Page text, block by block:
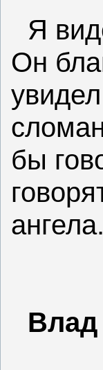
Я
Он
бы
ангела.
Влад